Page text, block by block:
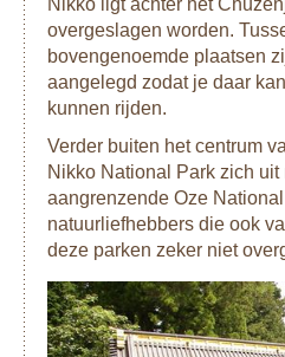
Nikko ligt achter het
overgeslagen worden.
bovengenoemde plaatsen
aangelegd zodat je daar
kunnen rijden.
Verder buiten het centrum
Nikko National Park zich
aangrenzende Oze
natuurliefhebbers die ook
deze parken zeker niet